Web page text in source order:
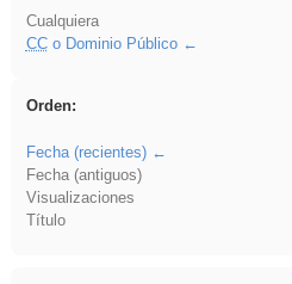
Cualquiera
CCo Dominio Público
Orden:
Fecha (recientes)
Fecha (antiguos)
Visualizaciones
Título